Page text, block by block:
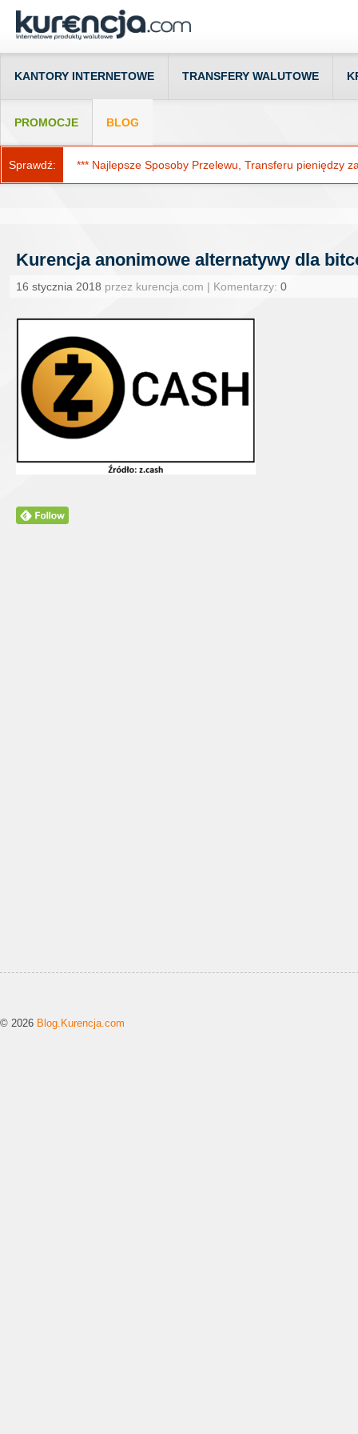
KANTORY INTERNETOWE TRANSFERY WALUTOWE
PROMOCJE BLOG
Sprawdź: *** Najlepsze Sposoby Przelewu, Transferu pieniędzy
Kurencja anonimowe alternatywy dla
16 stycznia 2018 przez kurencja.com | Komentarzy: 0
© 2026 Blog.Kurencja.com